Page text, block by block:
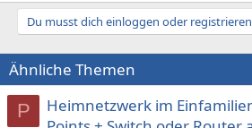
Du musst dich einloggen oder
Ähnliche Themen
P
Heimnetzwerk im